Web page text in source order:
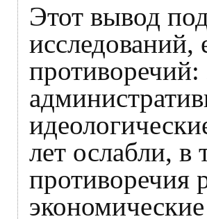
Этот вывод
исследований,
лет ослабли, в
противоречия